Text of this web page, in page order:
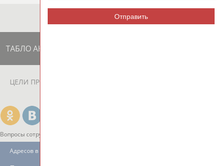
ТАБЛО АКТИВНОСТИ
ЦЕЛИ ПРОЕКТА
Вопросы сотрудничества и совместной деятельности
Адресов в новостной рассылке: 996
Отправить